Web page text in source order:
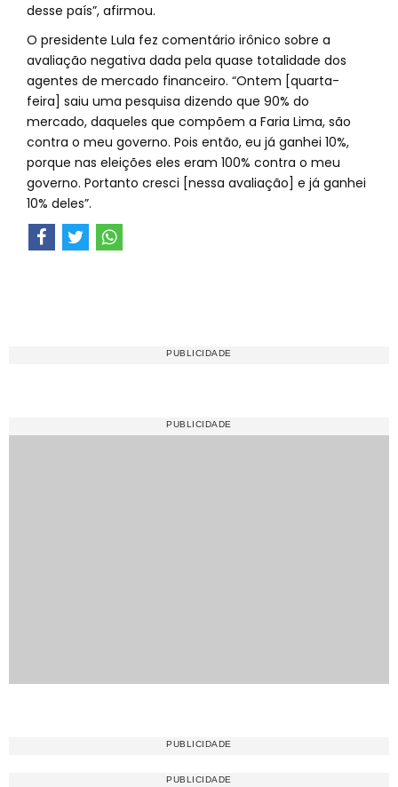
desse país”, afirmou.
O presidente Lula fez comentário irônico sobre a
avaliação negativa dada pela quase totalidade dos
agentes de mercado financeiro. “Ontem [quarta-
feira] saiu uma pesquisa dizendo que 90% do
mercado, daqueles que compõem a Faria Lima, são
contra o meu governo. Pois então, eu já ganhei 10%,
porque nas eleições eles eram 100% contra o meu
governo. Portanto cresci [nessa avaliação] e já ganhei
10% deles”.